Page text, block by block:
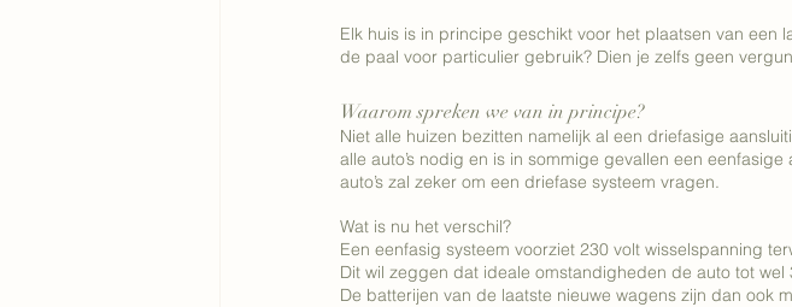
Elk huis is in principe geschikt voor het plaatsen van een
de paal voor particulier gebruik? Dien je zelfs geen
Waarom spreken we van in principe?
Niet alle huizen bezitten namelijk al een driefasige
alle auto’s nodig en is in sommige gevallen een
auto’s zal zeker om een driefase systeem vragen.
Wat is nu het verschil?
Een eenfasig systeem voorziet 230 volt wisselspanning
Dit wil zeggen dat ideale omstandigheden de auto tot
De batterijen van de laatste nieuwe wagens zijn dan ook